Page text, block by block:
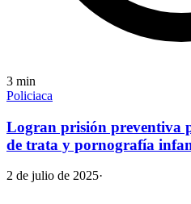
3 min
Policiaca
Logran prisión preventiva
de trata y pornografía
2 de julio de 2025·